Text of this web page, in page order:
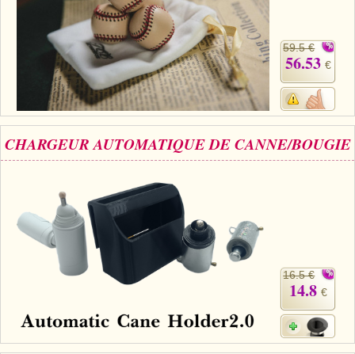
59.5 €
56.53 €
CHARGEUR AUTOMATIQUE DE CANNE/BOUGIE
16.5 €
14.8 €